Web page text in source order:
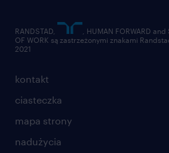
kontakt
ciasteczka
mapa strony
nadużycia
RANDSTAD,
, HUMAN FORWARD
OF WORK są zastrzeżonymi znakami
2021